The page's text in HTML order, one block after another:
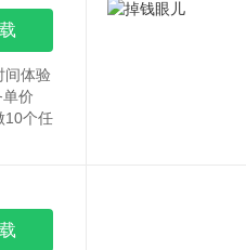
间体验
价
10个任